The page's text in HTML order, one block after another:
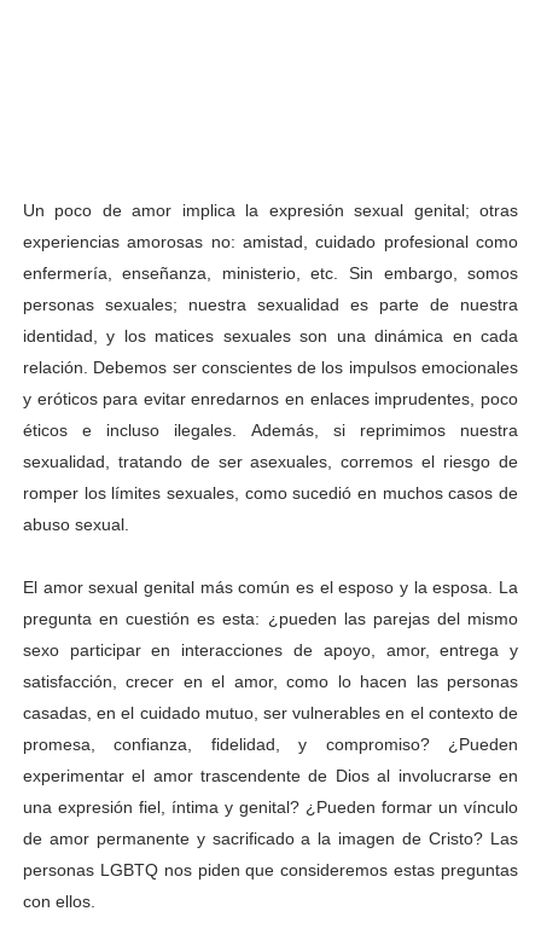
Un poco de amor implica la expresión sexual genital; otras
experiencias amorosas no: amistad, cuidado profesional como
enfermería, enseñanza, ministerio, etc. Sin embargo, somos
personas sexuales; nuestra sexualidad es parte de nuestra
identidad, y los matices sexuales son una dinámica en cada
relación. Debemos ser conscientes de los impulsos emocionales
y eróticos para evitar enredarnos en enlaces imprudentes, poco
éticos e incluso ilegales. Además, si reprimimos nuestra
sexualidad, tratando de ser asexuales, corremos el riesgo de
romper los límites sexuales, como sucedió en muchos casos de
abuso sexual.
El amor sexual genital más común es el esposo y la esposa. La
pregunta en cuestión es esta: ¿pueden las parejas del mismo
sexo participar en interacciones de apoyo, amor, entrega y
satisfacción, crecer en el amor, como lo hacen las personas
casadas, en el cuidado mutuo, ser vulnerables en el contexto de
promesa, confianza, fidelidad, y compromiso? ¿Pueden
experimentar el amor trascendente de Dios al involucrarse en
una expresión fiel, íntima y genital? ¿Pueden formar un vínculo
de amor permanente y sacrificado a la imagen de Cristo? Las
personas LGBTQ nos piden que consideremos estas preguntas
con ellos.